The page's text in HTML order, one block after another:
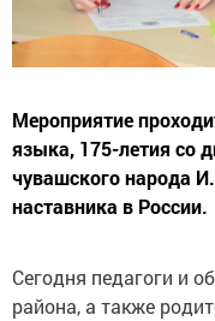
Мероприятие
языка, 175-летия со
чувашского народа
наставника в России.
Сегодня педагоги и
района, а также